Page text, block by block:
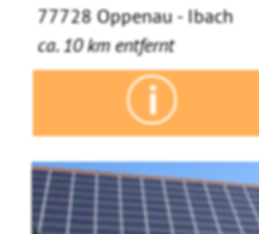
77728 Oppenau - Ibach
ca. 10 km entfernt